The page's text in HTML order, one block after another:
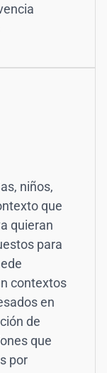
niños,
que
quieran
para
contextos
en
de
que
por